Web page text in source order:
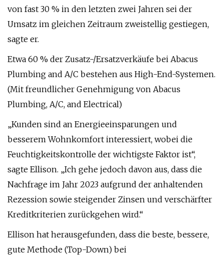
von fast 30 % in den letzten zwei Jahren sei der
Umsatz im gleichen Zeitraum zweistellig gestiegen,
sagte er.
Etwa 60 % der Zusatz-/Ersatzverkäufe bei Abacus
Plumbing and A/C bestehen aus High-End-Systemen.
(Mit freundlicher Genehmigung von Abacus
Plumbing, A/C, and Electrical)
„Kunden sind an Energieeinsparungen und
besserem Wohnkomfort interessiert, wobei die
Feuchtigkeitskontrolle der wichtigste Faktor ist“,
sagte Ellison. „Ich gehe jedoch davon aus, dass die
Nachfrage im Jahr 2023 aufgrund der anhaltenden
Rezession sowie steigender Zinsen und verschärfter
Kreditkriterien zurückgehen wird.“
Ellison hat herausgefunden, dass die beste, bessere,
gute Methode (Top-Down) bei